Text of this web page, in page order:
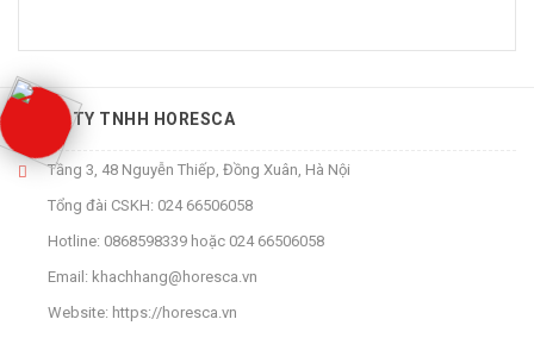
CÔNG TY TNHH HORESCA
Tầng 3, 48 Nguyễn Thiếp, Đồng Xuân, Hà Nội
Tổng đài CSKH: 024 66506058
Hotline: 0868598339 hoặc 024 66506058
Email: khachhang@horesca.vn
Website: https://horesca.vn